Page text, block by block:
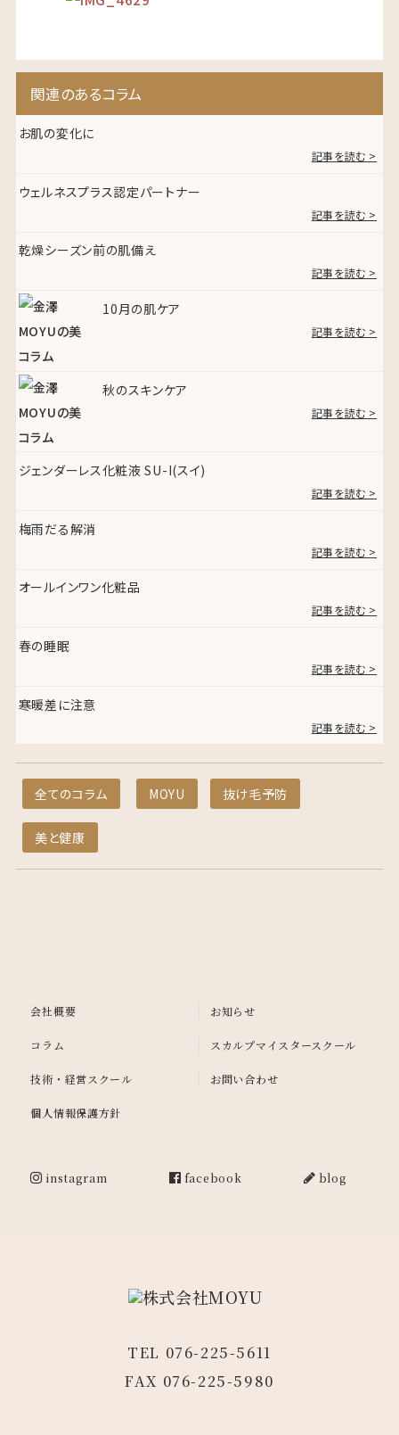
関連のあるコラム
お肌の変化に
記事を読む >
ウェルネスプラス認定パートナー
記事を読む >
乾燥シーズン前の肌備え
記事を読む >
10月の肌ケア
記事を読む >
秋のスキンケア
記事を読む >
ジェンダーレス化粧液 SU-I(スイ)
記事を読む >
梅雨だる解消
記事を読む >
オールインワン化粧品
記事を読む >
春の睡眠
記事を読む >
寒暖差に注意
記事を読む >
全てのコラム MOYU 抜け毛予防
美と健康
会社概要 お知らせ
コラム スカルプマイスタースクール
技術・経営スクール お問い合わせ
個人情報保護方針
instagram facebook blog
TEL 076-225-5611
FAX 076-225-5980